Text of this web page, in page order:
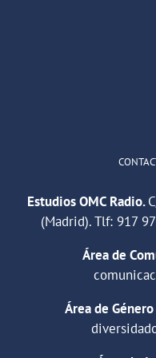
Estudios OMC Radio.
(Madrid). Tlf: 917
Área de
Área de